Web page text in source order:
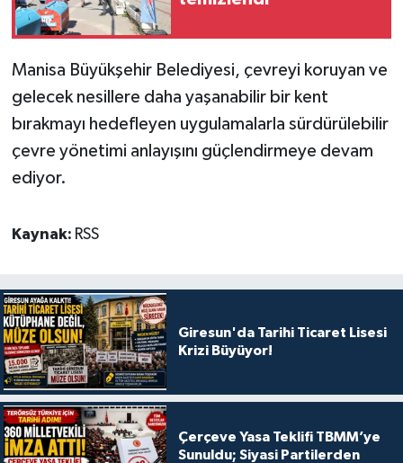
Manisa Büyükşehir Belediyesi, çevreyi koruyan ve
gelecek nesillere daha yaşanabilir bir kent
bırakmayı hedefleyen uygulamalarla sürdürülebilir
çevre yönetimi anlayışını güçlendirmeye devam
ediyor.
Kaynak: RSS
Giresun'da Tarihi Ticaret Lisesi
Krizi Büyüyor!
Çerçeve Yasa Teklifi TBMM’ye
Sunuldu; Siyasi Partilerden